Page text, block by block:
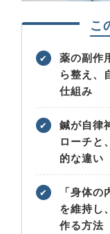
こ
✔
薬の副作
ら整え、
仕組み
✔
鍼が自律
ローチと
的な違い
✔
「身体
を維持し
作る方法